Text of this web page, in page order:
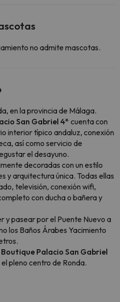
no admite mascotas.
en la provincia de Málaga.
San Gabriel 4* cuenta con
interior típico andaluz, conexión
así como servicio de
el desayuno.
decoradas con un estilo
y arquitectura única. Todas ellas
televisión, conexión wifi,
con ducha o bañera y
y pasear por el Puente Nuevo a
los Baños Árabes Yacimiento
Palacio San Gabriel
pleno centro de Ronda.